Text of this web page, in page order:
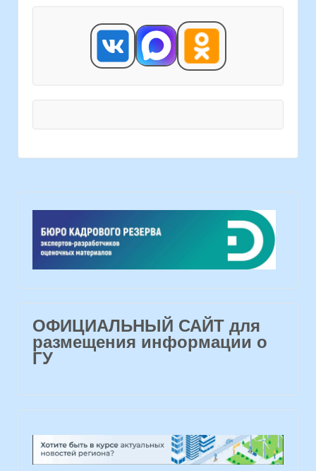
ОФИЦИАЛЬНЫЙ САЙТ для
размещения информации о
ГУ